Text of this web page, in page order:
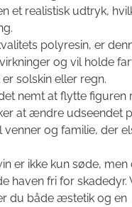
et realistisk udtryk,
polyresin, er
og vil holde
solskin eller regn.
nemt at flytte figuren
at ændre udseendet
og familie, der
er ikke kun søde, men
haven fri for skadedyr.
du både æstetik og en